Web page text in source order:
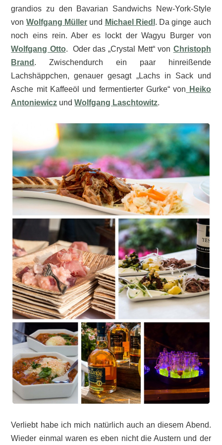
grandios zu den Bavarian Sandwichs New-York-Style
von Wolfgang Müllerund Michael Riedl . Da ginge auch
noch eins rein. Aber es lockt der Wagyu Burger von
Wolfgang Otto. Oder das „Crystal Mett“ von Christoph
Brand . Zwischendurch ein paar hinreißende
Lachshäppchen, genauer gesagt „Lachs in Sack und
Asche mit Kaffeeöl und fermentierter Gurke“ von Heiko
Antoniewicz undWolfgang Laschtowitz.
Verliebt habe ich mich natürlich auch an diesem Abend.
Wieder einmal waren es eben nicht die Austern und der